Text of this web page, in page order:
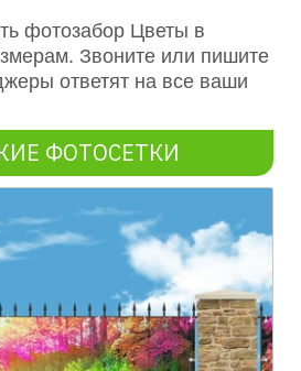
фотозабор Цветы в
Звоните или пишите
ответят на все ваши
ФОТОСЕТКИ